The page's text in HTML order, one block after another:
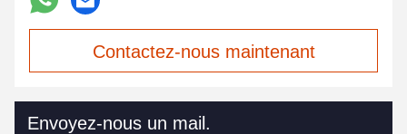
Contactez-nous maintenant
Envoyez-nous un mail.